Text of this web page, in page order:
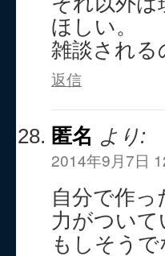
ほしい。
雑談される
返信
匿名 より:
2014年9月7日
自分で作
力がつい
もしそう